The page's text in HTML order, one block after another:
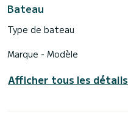
Bateau
Type de bateau
Marque - Modèle
Afficher tous les détails